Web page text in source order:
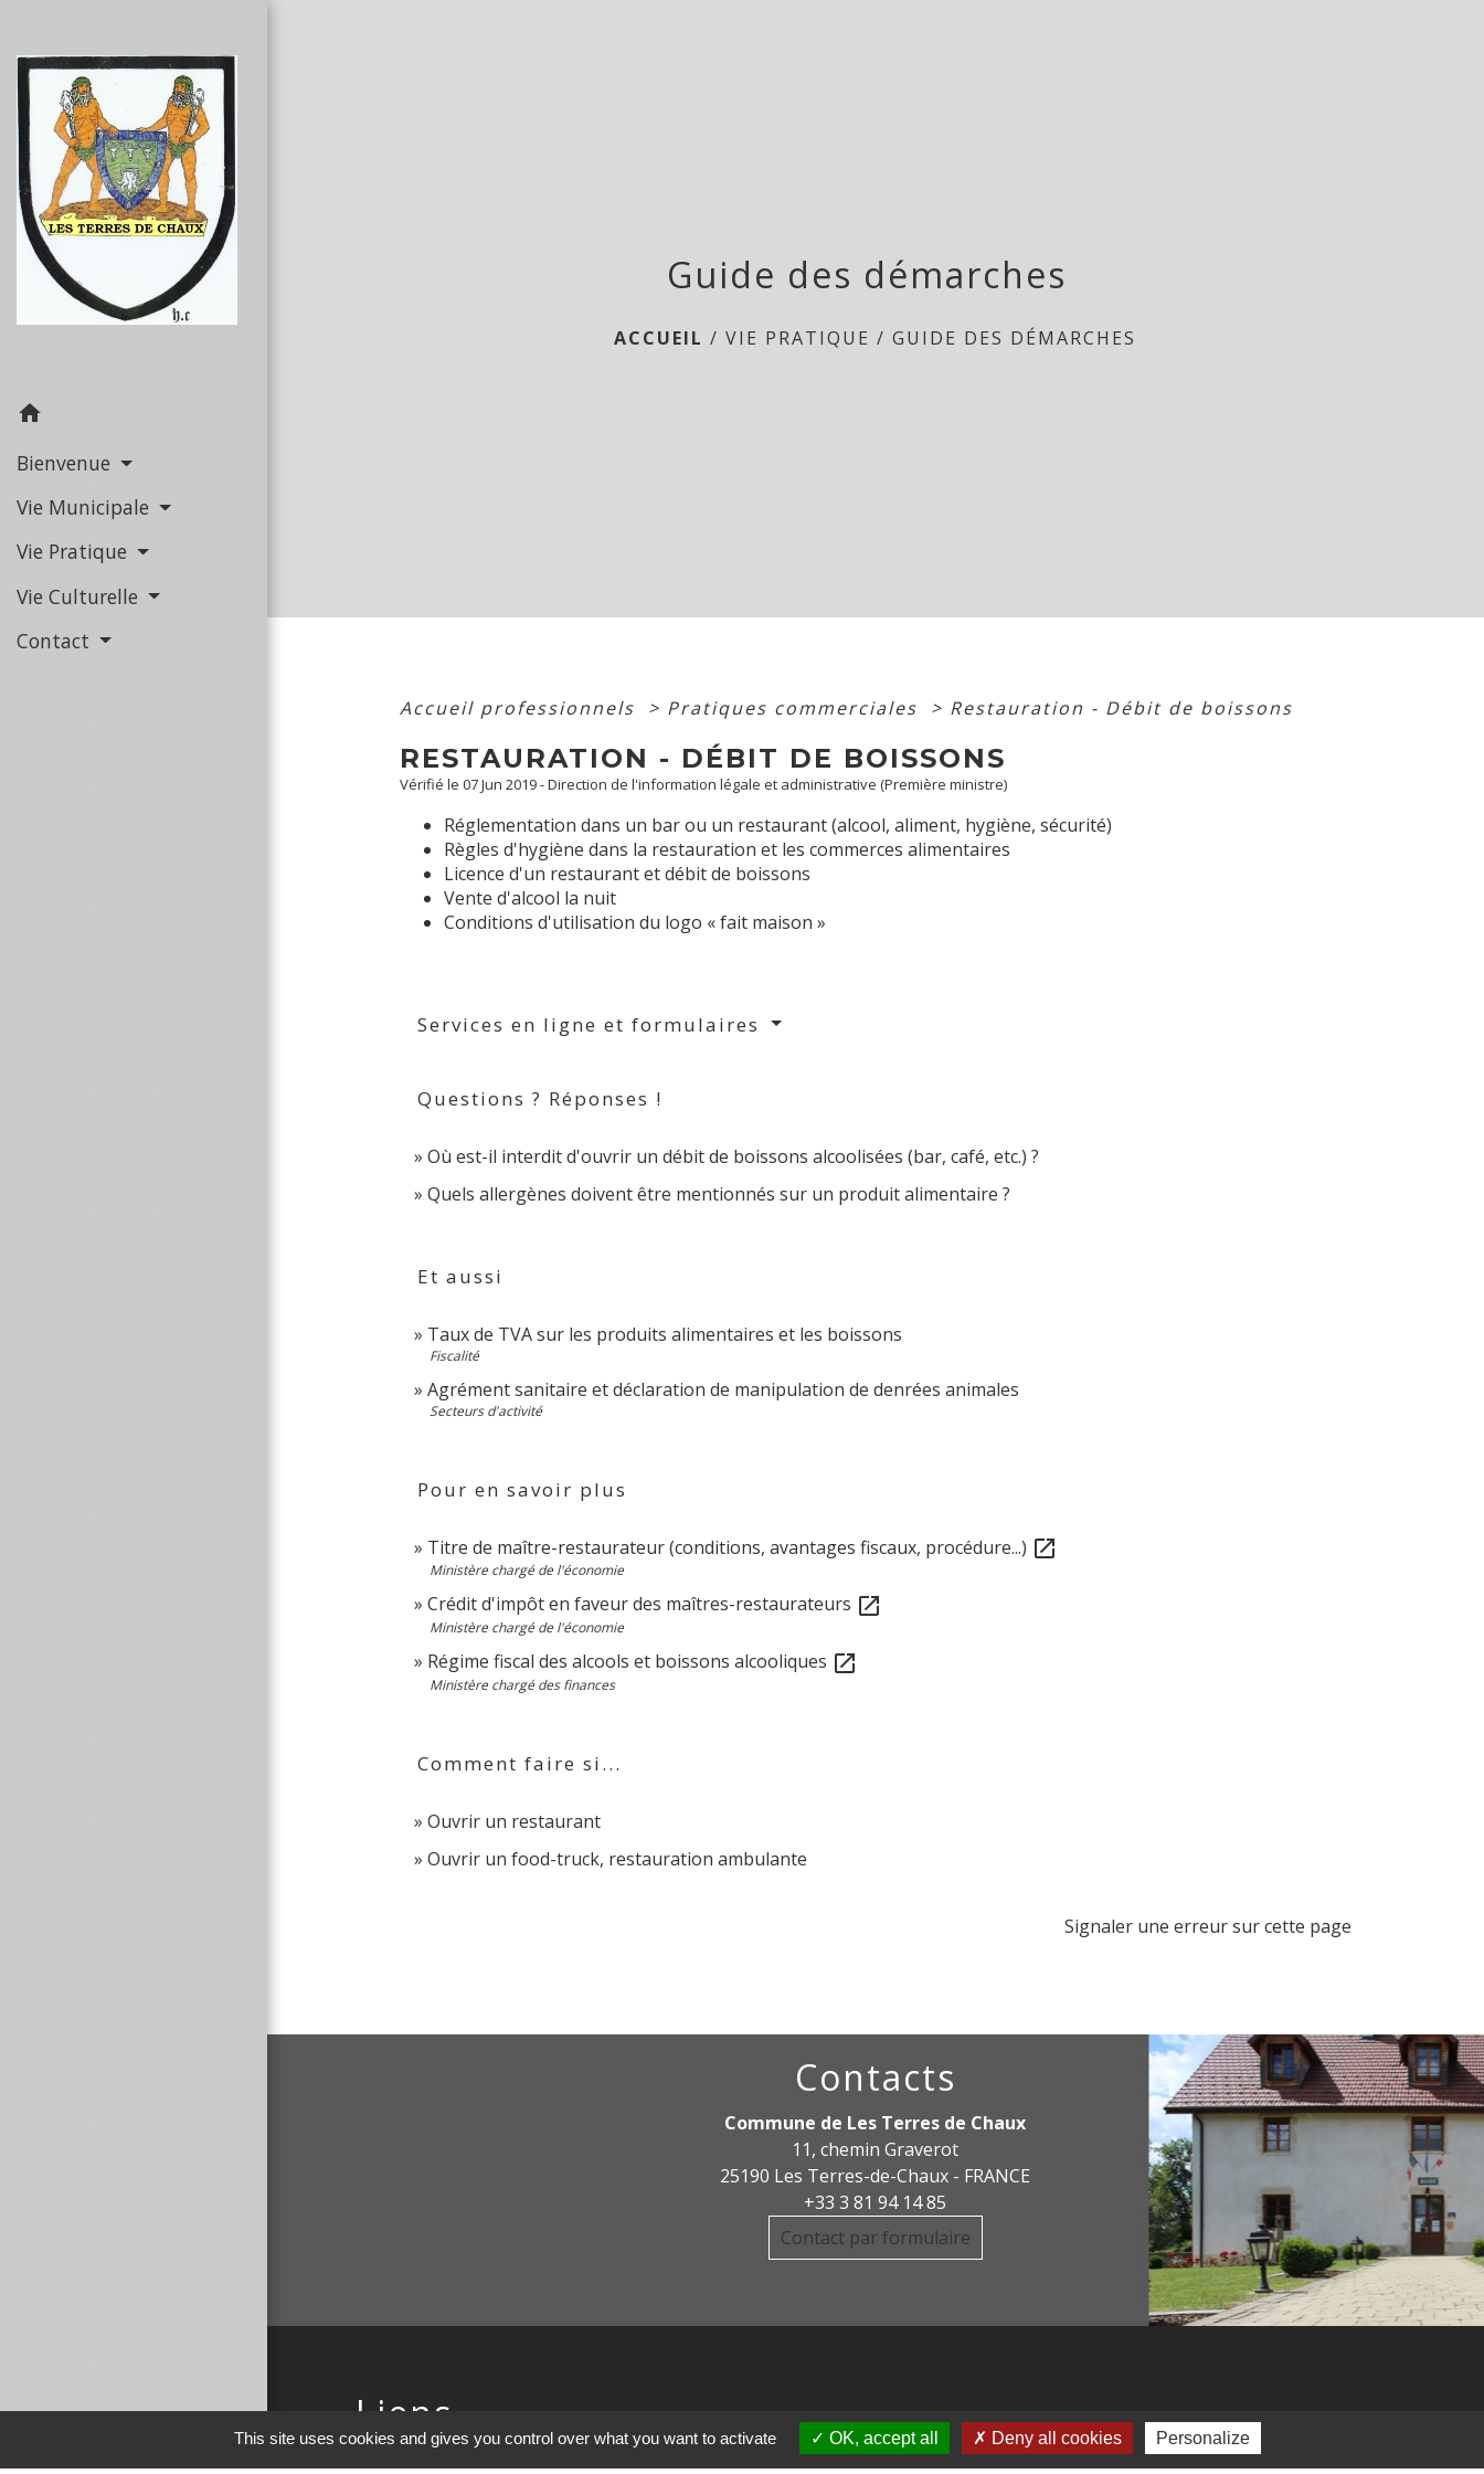
home
Bienvenue
Vie Municipale
Vie Pratique
Vie Culturelle
Contact
Guide des démarches
ACCUEIL /VIE PRATIQUE /GUIDE DES DÉMARCHES
Accueil professionnels > Pratiques commerciales > Restauration - Débit de boissons
RESTAURATION - DÉBIT DE BOISSONS
Vérifié le 07 Jun 2019 - Direction de l'information légale et administrative (Première ministre)
Réglementation dans un bar ou un restaurant (alcool, aliment, hygiène, sécurité)
Règles d'hygiène dans la restauration et les commerces alimentaires
Licence d'un restaurant et débit de boissons
Vente d'alcool la nuit
Conditions d'utilisation du logo « fait maison »
Services en ligne et formulaires
Questions ? Réponses !
Où est-il interdit d'ouvrir un débit de boissons alcoolisées (bar, café, etc.) ?
Quels allergènes doivent être mentionnés sur un produit alimentaire ?
Et aussi
Taux de TVA sur les produits alimentaires et les boissons
Fiscalité
Agrément sanitaire et déclaration de manipulation de denrées animales
Secteurs d'activité
Pour en savoir plus
Titre de maître-restaurateur (conditions, avantages fiscaux, procédure...) open_in_new
Ministère chargé de l'économie
Crédit d'impôt en faveur des maîtres-restaurateurs open_in_new
Ministère chargé de l'économie
Régime fiscal des alcools et boissons alcooliques open_in_new
Ministère chargé des finances
Comment faire si...
Ouvrir un restaurant
Ouvrir un food-truck, restauration ambulante
Signaler une erreur sur cette page
Contacts
Commune de Les Terres de Chaux
11, chemin Graverot
25190 Les Terres-de-Chaux - FRANCE
+33 3 81 94 14 85
Contact par formulaire
Liens
COMMUNAUTE DE COMMUNE PAYS
This site uses cookies and gives you control over what you want to activate OK, accept all Deny all cookies Personalize